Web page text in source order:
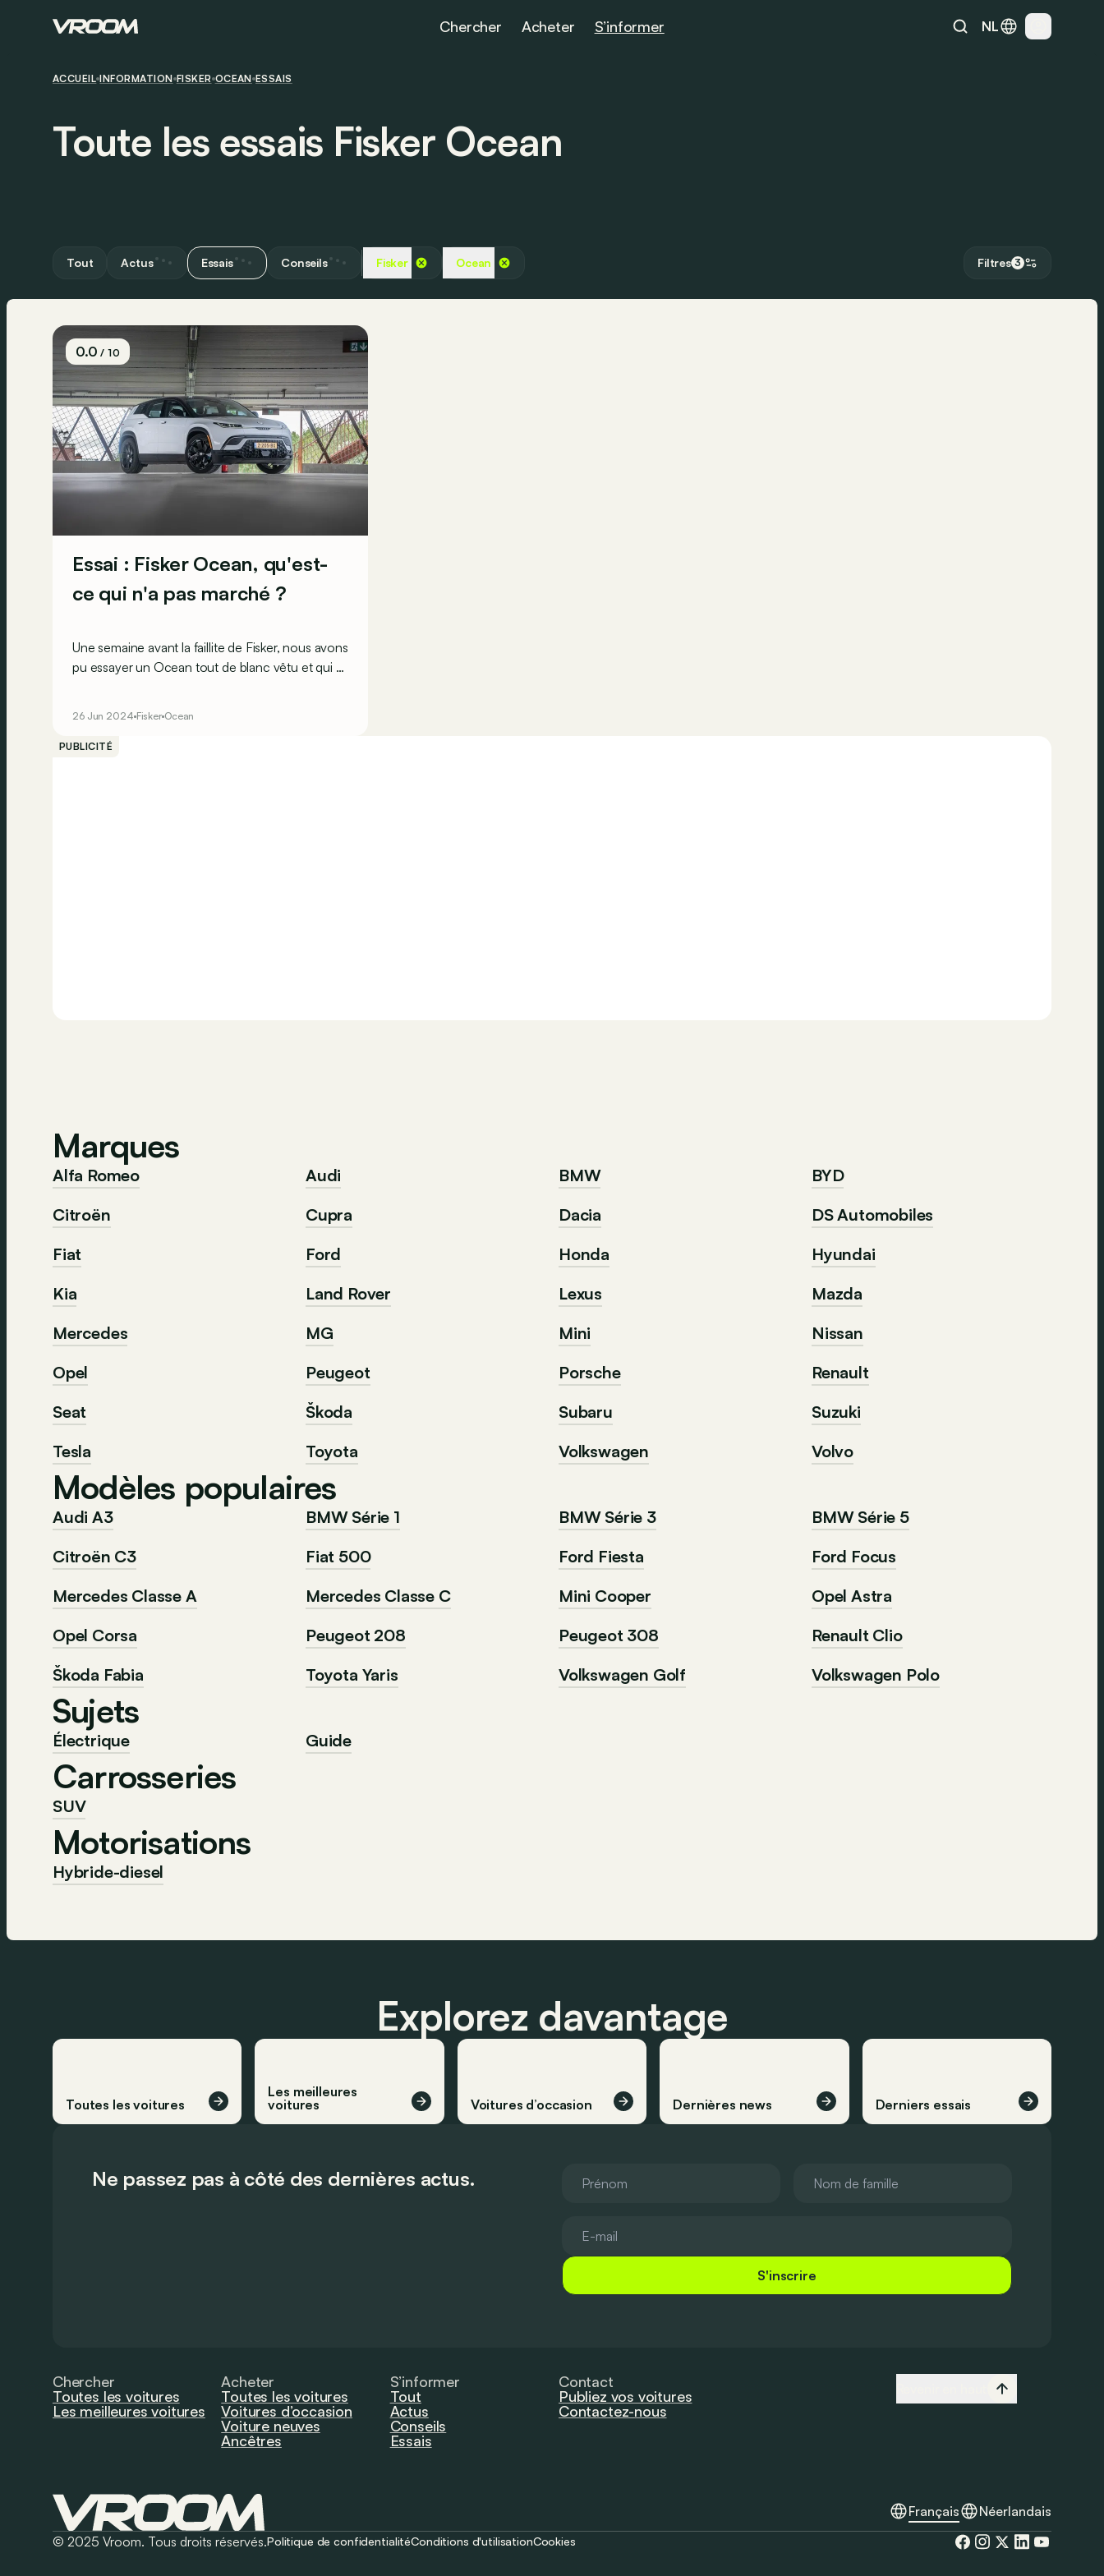
Chercher Acheter S’informer NL
ACCUEIL INFORMATION FISKER OCEAN ESSAIS
Toute les essais Fisker Ocean
Tout Actus Essais Conseils Fisker Ocean Filtres 3
0.0/ 10
Essai : Fisker Ocean, qu'est-
ce qui n'a pas marché ?
Une semaine avant la faillite de Fisker, nous avons
pu essayer un Ocean tout de blanc vêtu et qui a
26 Jun 2024 Fisker Ocean
PUBLICITÉ
Marques
Alfa Romeo Audi BMW
BYD
Citroën
Cupra Dacia
DS Automobiles
Fiat
Ford Honda
Hyundai
Kia
Land Rover Lexus
Mazda
Mercedes
MG Mini
Nissan
Opel
Peugeot Porsche
Renault
Seat
Škoda Subaru
Suzuki
Tesla
Toyota Volkswagen Volvo
Modèles populaires
Audi A3 BMW Série 1 BMW Série 3
BMW Série 5
Citroën C3
Fiat 500 Ford Fiesta
Ford Focus
Mercedes Classe A
Mercedes Classe C Mini Cooper
Opel Astra
Opel Corsa
Peugeot 208 Peugeot 308
Renault Clio
Škoda Fabia
Toyota Yaris Volkswagen Golf Volkswagen Polo
Sujets
Électrique Guide
Carrosseries
SUV
Motorisations
Hybride-diesel
Explorez davantage
Toutes les voitures
Les meilleures
voitures
Voitures d’occasion Dernières news Derniers essais
Ne passez pas à côté des dernières actus.
S'inscrire
Chercher
Toutes les voitures
Les meilleures voitures
Acheter
Toutes les voitures
Voitures d’occasion
Voiture neuves
Ancêtres
S’informer
Tout
Actus
Conseils
Essais
Contact
Publiez vos voitures
Contactez-nous
Français
Néerlandais
© 2025 Vroom. Tous droits réservés.Politique de confidentialitéConditions d'utilisationCookies